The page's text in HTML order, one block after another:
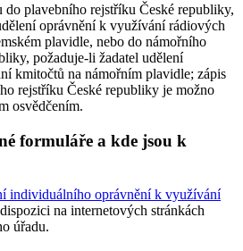
do plavebního rejstříku České republiky,
oprávnění k využívání rádiových
plavidle, nebo do námořního
požaduje-li žadatel udělení
kmitočtů na námořním plavidle; zápis
rejstříku České republiky je možno
osvědčením.
formuláře a kde jsou k
individuálního oprávnění k využívání
na internetových stránkách
úřadu.